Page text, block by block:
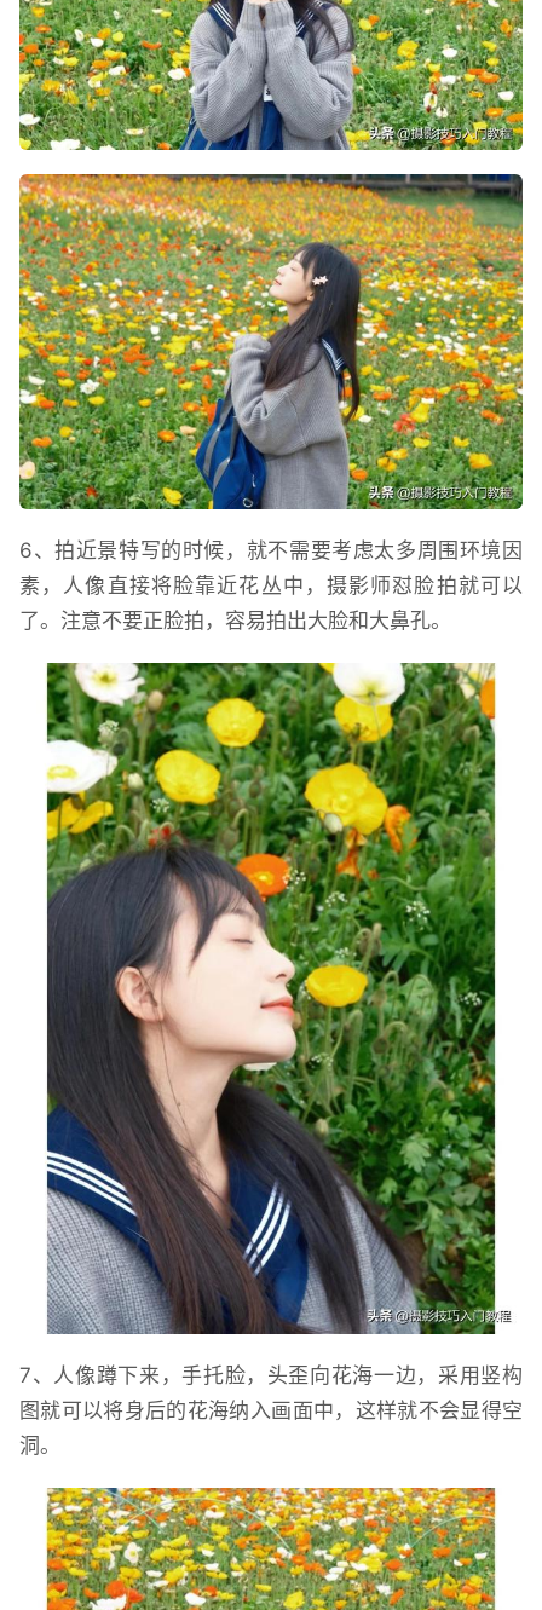
6、拍近景特写的时候，就不需要考虑太多周围环境因
素，人像直接将脸靠近花丛中，摄影师怼脸拍就可以
了。注意不要正脸拍，容易拍出大脸和大鼻孔。
7、人像蹲下来，手托脸，头歪向花海一边，采用竖构
图就可以将身后的花海纳入画面中，这样就不会显得空
洞。